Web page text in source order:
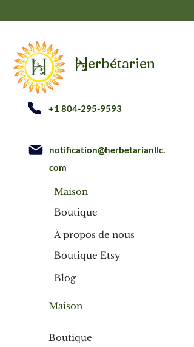
Herbétarien
+1 804-295-9593
notification@herbetarianllc.
com
Maison
Boutique
À propos de nous
Boutique Etsy
Blog
Maison
Boutique